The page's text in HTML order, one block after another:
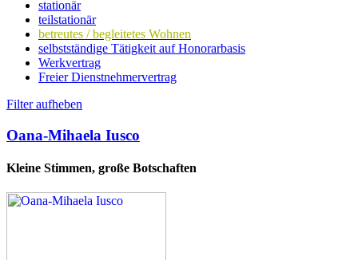
stationär
teilstationär
betreutes / begleitetes Wohnen
selbstständige Tätigkeit auf Honorarbasis
Werkvertrag
Freier Dienstnehmervertrag
Filter aufheben
Oana-Mihaela Iusco
Kleine Stimmen, große Botschaften